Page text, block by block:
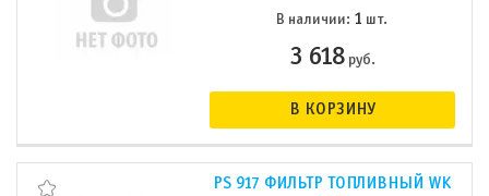
В наличии: 1 шт.
3 618руб.
В КОРЗИНУ
PS 917 ФИЛЬТР ТОПЛИВНЫЙ WK